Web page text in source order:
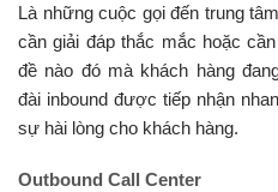
Là những cuộc gọi đến trung
cần giải đáp thắc mắc hoặc
đề nào đó mà khách hàng
đài inbound được tiếp nhận
sự hài lòng cho khách hàng.
Outbound Call Center